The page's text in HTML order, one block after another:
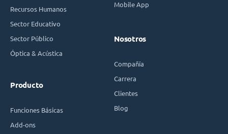
Recursos Humanos
Sector Educativo
Sector Público
Óptica & Acústica
Producto
Funciones Básicas
Add-ons
Mobile App
Nosotros
Compañía
Carrera
Clientes
Blog